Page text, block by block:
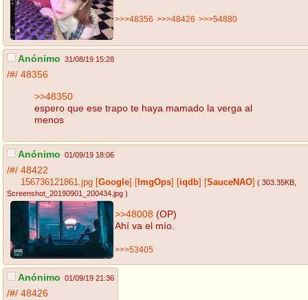
>>>48356 >>>48426 >>>54880
Anónimo 31/08/19 15:28
/#/ 48356
>>48350
espero que ese trapo te haya mamado la verga al
menos
Anónimo 01/09/19 18:06
/#/ 48422
156736121861.jpg Google ImgOps iqdb SauceNAO ( 303.35KB
Screenshot_20190901_200434.jpg )
>>48008 (OP)
Ahí va el mío.
>>>53405
Anónimo 01/09/19 21:36
/#/ 48426